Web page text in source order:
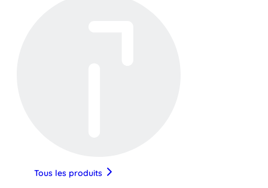
Tous les produits